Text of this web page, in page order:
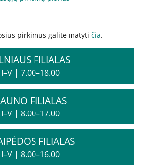
pirkimus galite matyti čia.
FILIALAS
I–V | 7.00–18.00
FILIALAS
I–V | 8.00–17.00
FILIALAS
I–V | 8.00–16.00